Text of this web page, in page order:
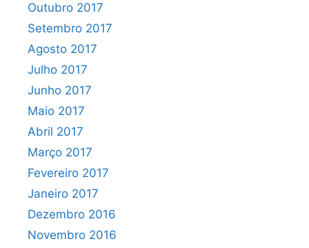
Outubro 2017
Setembro 2017
Agosto 2017
Julho 2017
Junho 2017
Maio 2017
Abril 2017
Março 2017
Fevereiro 2017
Janeiro 2017
Dezembro 2016
Novembro 2016